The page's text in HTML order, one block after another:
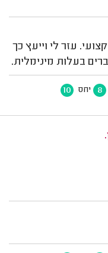
עזר לי וייעץ כך
בעלות מינימלית.
8 יחס 10